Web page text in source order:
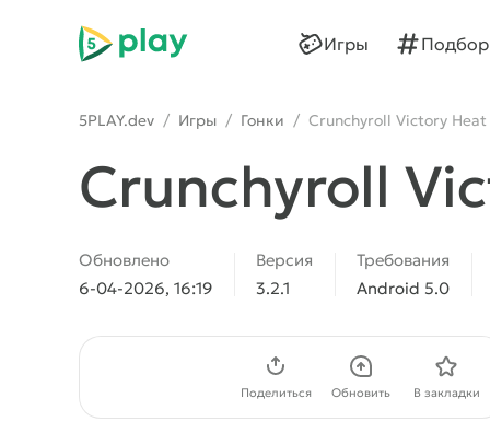
5play
Игры
5PLAY.dev / Игры / Гонки / Crunchyroll Victory Heat
Crunchyroll
Обновлено
6-04-2026, 16:19
Версия
3.2.1
Требования
Android 5.0
Поделиться Обновить В закладки